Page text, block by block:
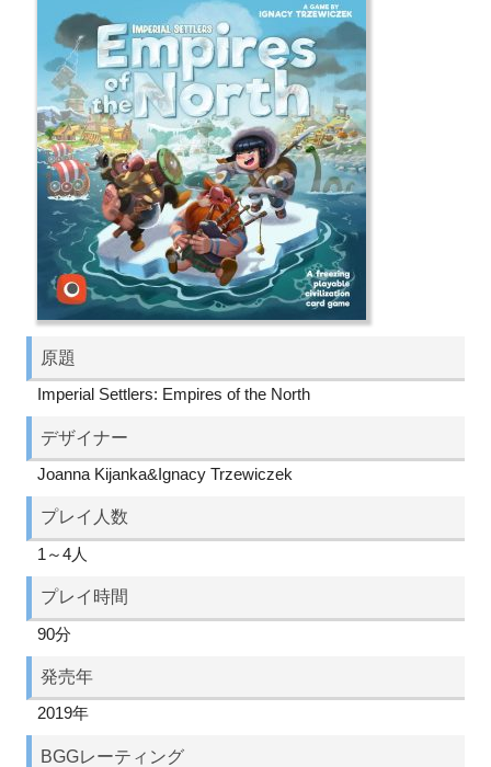
原題
Imperial Settlers: Empires of the North
デザイナー
Joanna Kijanka&Ignacy Trzewiczek
プレイ人数
1～4人
プレイ時間
90分
発売年
2019年
BGGレーティング